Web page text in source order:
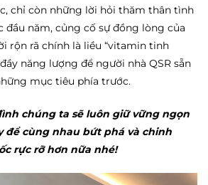
chỉ còn những lời hỏi thăm thân tình
đầu năm, củng cố sự đồng lòng của
rộn rã chính là liều “vitamin tinh
năng lượng để người nhà QSR sẵn
mục tiêu phía trước.
chúng ta sẽ luôn giữ vững ngọn
để cùng nhau bứt phá và chinh
rực rỡ hơn nữa nhé!